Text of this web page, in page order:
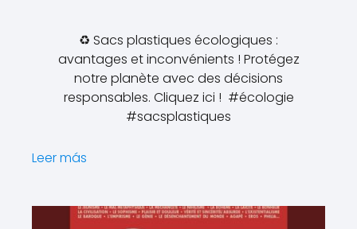
♻️ Sacs plastiques écologiques :
avantages et inconvénients ! Protégez
notre planète avec des décisions
responsables. Cliquez ici ! ️ #écologie
#sacsplastiques
Leer más